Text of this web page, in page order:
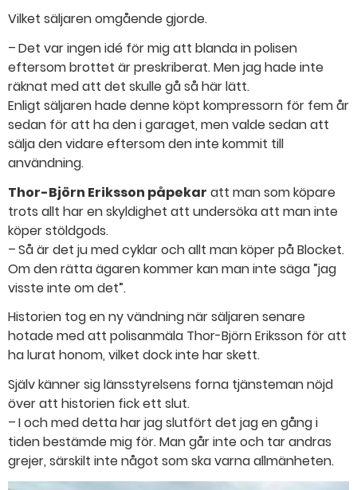
Vilket säljaren omgående gjorde.
– Det var ingen idé för mig att blanda in polisen
eftersom brottet är preskriberat. Men jag hade inte
räknat med att det skulle gå så här lätt.
Enligt säljaren hade denne köpt kompressorn för fem år
sedan för att ha den i garaget, men valde sedan att
sälja den vidare eftersom den inte kommit till
användning.
Thor-Björn Eriksson påpekar att man som köpare
trots allt har en skyldighet att undersöka att man inte
köper stöldgods.
– Så är det ju med cyklar och allt man köper på Blocket.
Om den rätta ägaren kommer kan man inte säga ”jag
visste inte om det”.
Historien tog en ny vändning när säljaren senare
hotade med att polisanmäla Thor-Björn Eriksson för att
ha lurat honom, vilket dock inte har skett.
Själv känner sig länsstyrelsens forna tjänsteman nöjd
över att historien fick ett slut.
– I och med detta har jag slutfört det jag en gång i
tiden bestämde mig för. Man går inte och tar andras
grejer, särskilt inte något som ska varna allmänheten.